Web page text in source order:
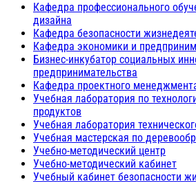
Кафедра профессионального
дизайна
Кафедра безопасности
Кафедра экономики и
Бизнес-инкубатор социальных
предпринимательства
Кафедра проектного
Учебная лаборатория по
продуктов
Учебная лаборатория
Учебная мастерская по
Учебно-методический центр
Учебно-методический кабинет
Учебный кабинет безопасности